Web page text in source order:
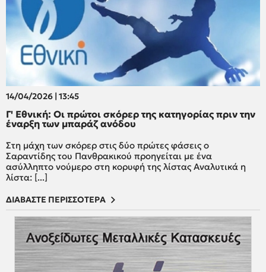
14/04/2026 | 13:45
Γ' Εθνική: Οι πρώτοι σκόρερ της κατηγορίας πριν την
έναρξη των μπαράζ ανόδου
Στη μάχη των σκόρερ στις δύο πρώτες φάσεις ο
Σαραντίδης του Πανθρακικού προηγείται με ένα
ασύλληπτο νούμερο στη κορυφή της λίστας Αναλυτικά η
λίστα: [...]
ΔΙΑΒΑΣΤΕ ΠΕΡΙΣΣΟΤΕΡΑ